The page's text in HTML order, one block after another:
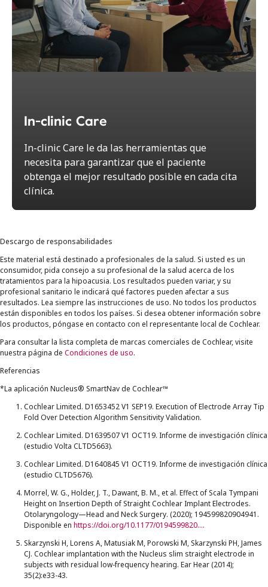
In-clinic Care
In-clinic Care le da las herramientas que
necesita para garantizar que el paciente
obtenga el mejor resultado posible en cada cita
clínica.
Descargo de responsabilidades
Este material está destinado a profesionales de la salud. Si usted es un
consumidor, pida consejo a su profesional de la salud acerca de los
tratamientos para la hipoacusia. Los resultados pueden variar, y su
profesional sanitario le indicará qué factores pueden afectar a sus
resultados. Lea siempre las instrucciones de uso. No todos los productos
están disponibles en todos los países. Si desea obtener información sobre
los productos, póngase en contacto con el representante local de Cochlear.
Para consultar la lista completa de marcas comerciales de Cochlear, visite
nuestra página de Condiciones de uso.
Referencias
*La aplicación Nucleus® SmartNav de Cochlear™
Cochlear Limited. D1653452 V1 SEP19. Execution of Electrode Array Tip
Fold Over Detection Algorithm Sensitivity Validation.
Cochlear Limited. D1639507 V1 OCT19. Informe de investigación clínica
(estudio Volta CLTD5663).
Cochlear Limited. D1640845 V1 OCT19. Informe de investigación clínica
(estudio CLTD5676).
Morrel, W. G., Holder, J. T., Dawant, B. M., et al. Effect of Scala Tympani
Height on Insertion Depth of Straight Cochlear Implant Electrodes.
Otolaryngology—Head and Neck Surgery. (2020); 194599820904941.
Disponible en
https://doi.org/10.1177/0194599820904941.
Skarzynski H, Lorens A, Matusiak M, Porowski M, Skarzynski PH, James
CJ. Cochlear implantation with the Nucleus slim straight electrode in
subjects with residual low-frequency hearing. Ear Hear (2014);
35(2):e33-43.